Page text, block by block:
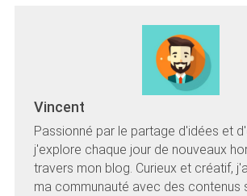
Vincent
Passionné par le partage d'idées et
j'explore chaque jour de nouveaux
travers mon blog. Curieux et créatif,
ma communauté avec des contenus